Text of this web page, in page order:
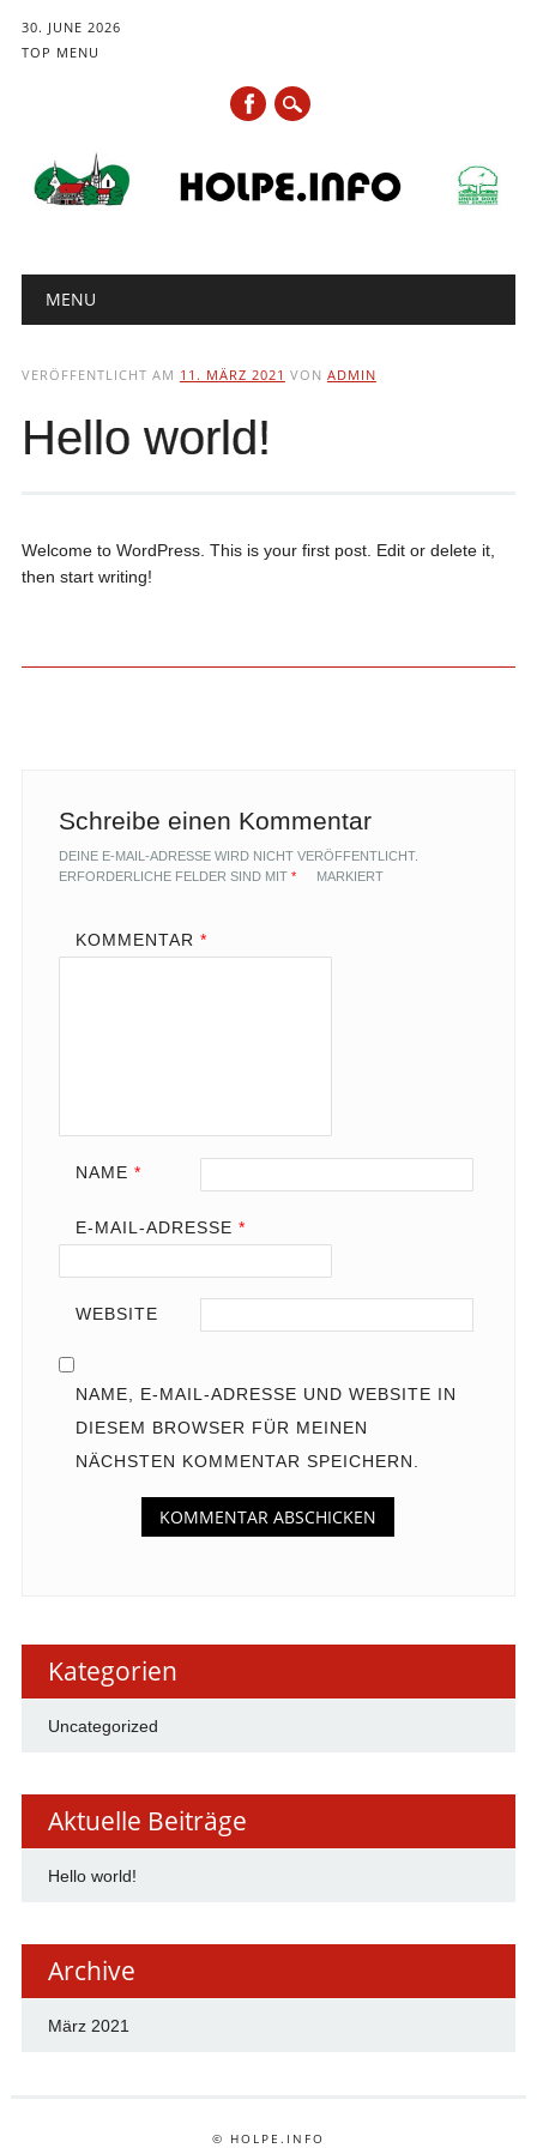
30. JUNE 2026
TOP MENU
Hauptmenü
MENU
VERÖFFENTLICHT AM 11. MÄRZ 2021 VON ADMIN
Hello world!
Welcome to WordPress. This is your first post. Edit or delete it,
then start writing!
Schreibe einen Kommentar
DEINE E-MAIL-ADRESSE WIRD NICHT VERÖFFENTLICHT.
ERFORDERLICHE FELDER SIND MIT * MARKIERT
KOMMENTAR *
NAME *
E-MAIL-ADRESSE *
WEBSITE
NAME, E-MAIL-ADRESSE UND WEBSITE IN
DIESEM BROWSER FÜR MEINEN
NÄCHSTEN KOMMENTAR SPEICHERN.
Kategorien
Uncategorized
Aktuelle Beiträge
Hello world!
Archive
März 2021
© HOLPE.INFO